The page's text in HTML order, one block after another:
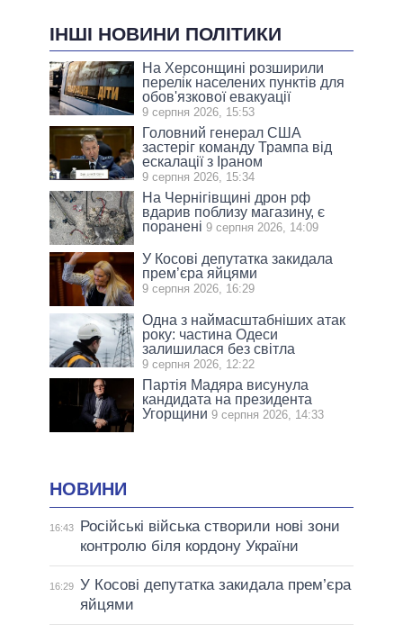
ІНШІ НОВИНИ ПОЛІТИКИ
На Херсонщині розширили
перелік населених пунктів для
обов'язкової евакуації
9 серпня 2026, 15:53
Головний генерал США
застеріг команду Трампа від
ескалації з Іраном
9 серпня 2026, 15:34
На Чернігівщині дрон рф
вдарив поблизу магазину, є
поранені 9 серпня 2026, 14:09
У Косові депутатка закидала
прем’єра яйцями
9 серпня 2026, 16:29
Одна з наймасштабніших атак
року: частина Одеси
залишилася без світла
9 серпня 2026, 12:22
Партія Мадяра висунула
кандидата на президента
Угорщини 9 серпня 2026, 14:33
НОВИНИ
16:43
Російські війська створили нові зони
контролю біля кордону України
16:29 У Косові депутатка закидала прем’єра
яйцями